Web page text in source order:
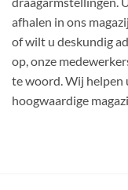
afhalen in ons
of wilt u deskundig
op, onze
te woord. Wij helpen
hoogwaardige